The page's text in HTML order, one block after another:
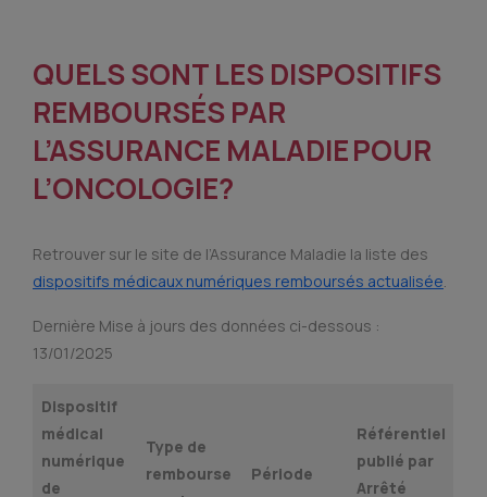
QUELS SONT LES DISPOSITIFS
REMBOURSÉS PAR
L’ASSURANCE MALADIE POUR
L’ONCOLOGIE?
Retrouver sur le site de l’Assurance Maladie la liste des
dispositifs médicaux numériques remboursés actualisée
Dernière Mise à jours des données ci-dessous :
13/01/2025
Dispositif
médical
numérique
de
Type de
rembourse
Période
Référentiel
publié par
Arrêté